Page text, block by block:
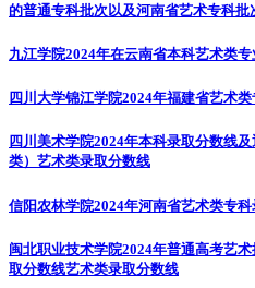
的普通专科批次以及河南省艺术专科批
九江学院2024年在云南省本科艺术类
四川大学锦江学院2024年福建省艺术
四川美术学院2024年本科录取分数线
类） 艺术类录取分数线
信阳农林学院2024年河南省艺术类专
闽北职业技术学院2024年普通高考艺
取分数线艺术类录取分数线